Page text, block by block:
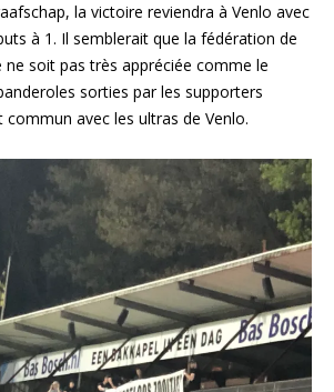
la victoire reviendra à Venlo avec
à 1. Il semblerait que la fédération de
soit pas très appréciée comme le
sorties par les supporters
avec les ultras de Venlo.